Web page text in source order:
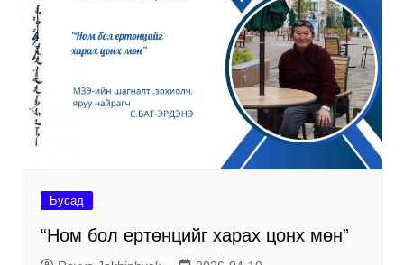
Бусад
“Ном бол ертөнцийг харах цонх мөн”